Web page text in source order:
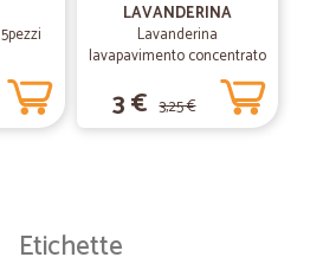
C.
prodotti qualitá e prezzo. Unico
quantità di prodotti che si vendono poco
LAVANDERINA
Lavanderina
lavapavimento concentrato
3 € 3,25 €
Etichette